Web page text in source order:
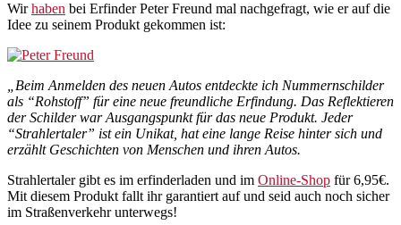
Wirhaben bei Erfinder Peter Freund mal nachgefragt, wie er auf die
Idee zu seinem Produkt gekommen ist:
„Beim Anmelden des neuen Autos entdeckte ich Nummernschilder
als “Rohstoff” für eine neue freundliche Erfindung. Das Reflektieren
der Schilder war Ausgangspunkt für das neue Produkt. Jeder
“Strahlertaler” ist ein Unikat, hat eine lange Reise hinter sich und
erzählt Geschichten von Menschen und ihren Autos.
Strahlertaler gibt es im erfinderladen und im Online-Shop für 6,95€.
Mit diesem Produkt fallt ihr garantiert auf und seid auch noch sicher
im Straßenverkehr unterwegs!